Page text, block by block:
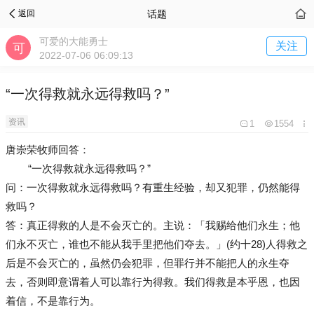
返回 话题
可爱的大能勇士
2022-07-06 06:09:13
关注
“一次得救就永远得救吗？”
资讯 1 1554
唐崇荣牧师回答：
“一次得救就永远得救吗？”
问：一次得救就永远得救吗？有重生经验，却又犯罪，仍然能得
救吗？
答：真正得救的人是不会灭亡的。主说：「我赐给他们永生；他
们永不灭亡，谁也不能从我手里把他们夺去。」(约十28)人得救之
后是不会灭亡的，虽然仍会犯罪，但罪行并不能把人的永生夺
去，否则即意谓着人可以靠行为得救。我们得救是本乎恩，也因
着信，不是靠行为。